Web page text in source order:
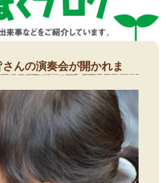
んの演奏会が開かれま